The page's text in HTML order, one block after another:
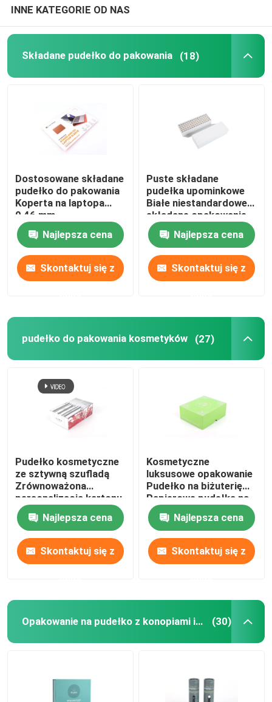
INNE KATEGORIE OD NAS
Składane pudełko do pakowania (18)
Dostosowane składane
pudełko do pakowania
Koperta na laptopa
0,46 mm
Najlepsza cena
Skontaktuj się z
Puste składane
pudełka upominkowe
Białe niestandardowe
składane opakowanie
do laboratorium
Najlepsza cena
Skontaktuj się z
pudełko do pakowania kosmetyków (27)
Pudełko kosmetyczne
ze sztywną szufladą
Zrównoważona
personalizacja kartonu
Najlepsza cena
Skontaktuj się z
Kosmetyczne
luksusowe opakowanie
Pudełko na biżuterię
Papierowe pudełka na
prezenty o grubości
3,3 mmNajlepsza cena
Skontaktuj się z
Opakowanie na pudełko z konopiami indyjskimi (30)